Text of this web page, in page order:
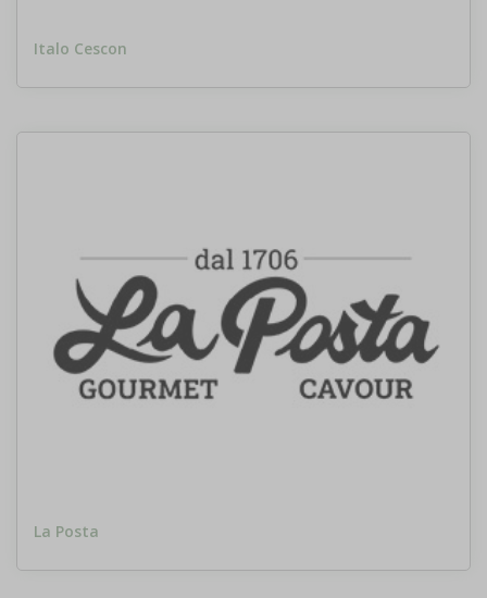
Italo Cescon
La Posta